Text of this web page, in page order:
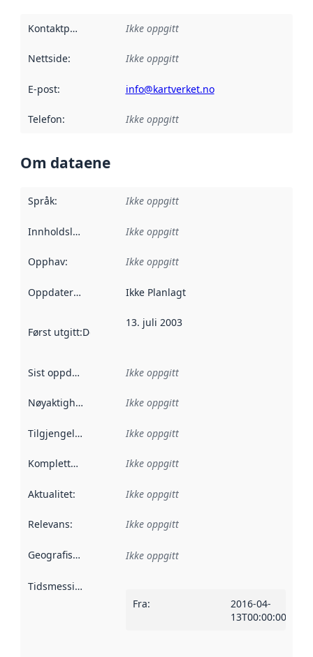
Kontaktpunkt Ikke oppgitt
Nettside: Ikke oppgitt
E-post: info@kartverket.no
Telefon: Ikke oppgitt
Om dataene
Språk: Ikke oppgitt
Innholdsleverandører :
Ikke oppgitt
Opphav: Ikke oppgitt
Oppdateringsfrekvens :
Ikke Planlagt
Først utgitt:Denne datoen sier når dataene i dette
13. juli 2003
Sist oppdatert Ikke oppgitt
Nøyaktighet Ikke oppgitt
Tilgjengelighet Ikke oppgitt
Kompletthet Ikke oppgitt
Aktualitet: Ikke oppgitt
Relevans: Ikke oppgitt
Geografisk avgrensning :
Ikke oppgitt
Tidsmessig avgrensning
Fra:
2016-04-
13T00:00:00Z